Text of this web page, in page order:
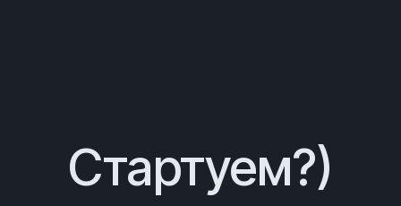
Стартуем?)